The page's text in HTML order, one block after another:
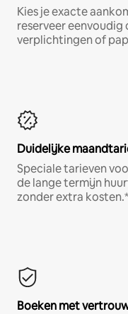
Kies je exacte
reserveer
verplichtingen of
Duidelijke
Speciale tarieven
de lange termijn
zonder extra kosten.*
Boeken met